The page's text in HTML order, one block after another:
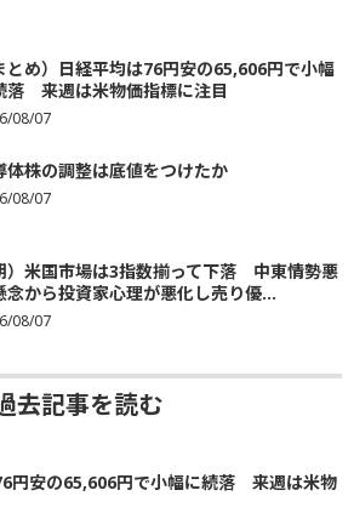
とめ）日経平均は76円安の65,606円で小幅
落 来週は米物価指標に注目
08/07
体株の調整は底値をつけたか
08/07
）米国市場は3指数揃って下落 中東情勢悪
念から投資家心理が悪化し売り優...
08/07
去記事を読む
円安の65,606円で小幅に続落 来週は米物